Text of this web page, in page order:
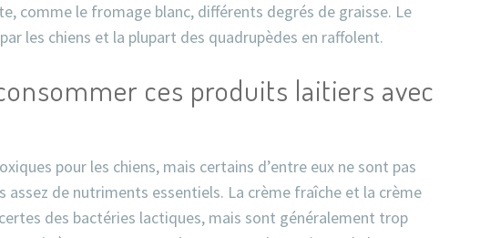
comme le fromage blanc, différents degrés de graisse. Le
les chiens et la plupart des quadrupèdes en raffolent.
ces produits laitiers avec
pour les chiens, mais certains d’entre eux ne sont pas
assez de nutriments essentiels. La crème fraîche et la crème
des bactéries lactiques, mais sont généralement trop